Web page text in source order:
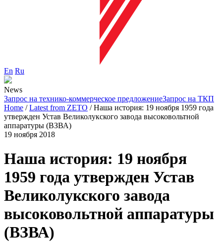
En Ru
News
Запрос на технико-коммерческое предложениеЗапрос на ТКП
Home /Latest from ZETO /Наша история: 19 ноября 1959 года
утвержден Устав Великолукского завода высоковольтной
аппаратуры (ВЗВА)
19 ноября 2018
Наша история: 19 ноября
1959 года утвержден Устав
Великолукского завода
высоковольтной аппаратуры
(ВЗВА)